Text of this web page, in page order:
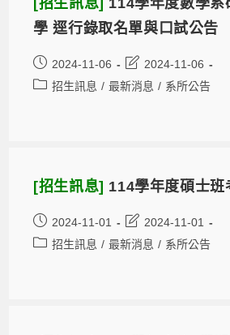
學 逕行錄取名單與口試公告
2024-11-06
2024-11-06
招生訊息 / 最新消息 / 系所公告
[招生訊息] 114學年度碩士班
2024-11-01
2024-11-01
招生訊息 / 最新消息 / 系所公告